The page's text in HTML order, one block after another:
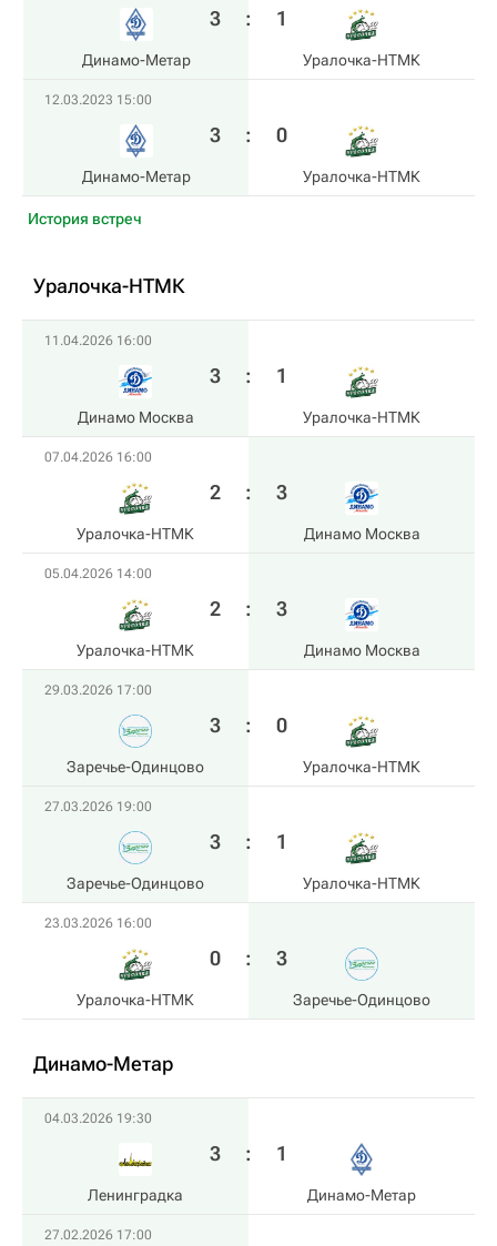
Динамо-Метар
3 : 1
Уралочка-НТМК
12.03.2023 15:00
Динамо-Метар
3 : 0
Уралочка-НТМК
История встреч
Уралочка-НТМК
11.04.2026 16:00
Динамо Москва
3 : 1
Уралочка-НТМК
07.04.2026 16:00
Уралочка-НТМК
2 : 3
Динамо Москва
05.04.2026 14:00
Уралочка-НТМК
2 : 3
Динамо Москва
29.03.2026 17:00
Заречье-Одинцово
3 : 0
Уралочка-НТМК
27.03.2026 19:00
Заречье-Одинцово
3 : 1
Уралочка-НТМК
23.03.2026 16:00
Уралочка-НТМК
0 : 3
Заречье-Одинцово
Динамо-Метар
04.03.2026 19:30
Ленинградка
3 : 1
Динамо-Метар
27.02.2026 17:00